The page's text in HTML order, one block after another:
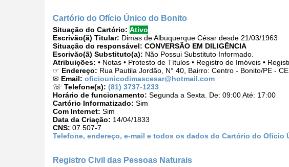
Cartório do Ofício Único do Bonito
Situação do Cartório: Ativo
Escrivão(ã) Titular: Dimas de Albuquerque César desde 21/03/1963
Situação do responsável: CONVERSÃO EM DILIGÊNCIA
Escrivão(ã) Substituto(a): Não Possui Substituto Informado.
Atribuições: • Notas • Protesto de Títulos • Registro de Imóveis •
☞ Endereço: Rua Pautila Jordão, N° 40, Bairro: Centro - Bonito/PE -
✉ Email: oficiounicodimascesar@hotmail.com
☏ Telefone(s): (81) 3737-1233
Horário de funcionamento: Segunda a Sexta. De: 09:00 Até: 17:00
Cartório Informatizado: Sim
Com Internet: Sim
Data da Criação: 14/04/1833
CNS: 07.507-7
Telefone, endereço, e-mail e todos os dados do Cartório do Ofício
Registro Civil das Pessoas Naturais